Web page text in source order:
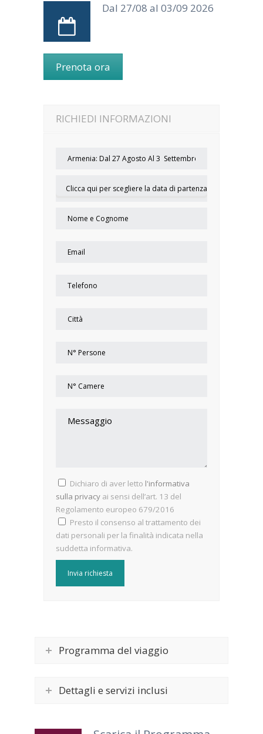
Dal 27/08 al 03/09 2026
Prenota ora
RICHIEDI INFORMAZIONI
Dichiaro di aver letto l'informativa
sulla privacy ai sensi dell’art. 13 del
Regolamento europeo 679/2016
Presto il consenso al trattamento dei
dati personali per la finalità indicata nella
suddetta informativa.
Programma del viaggio
Dettagli e servizi inclusi